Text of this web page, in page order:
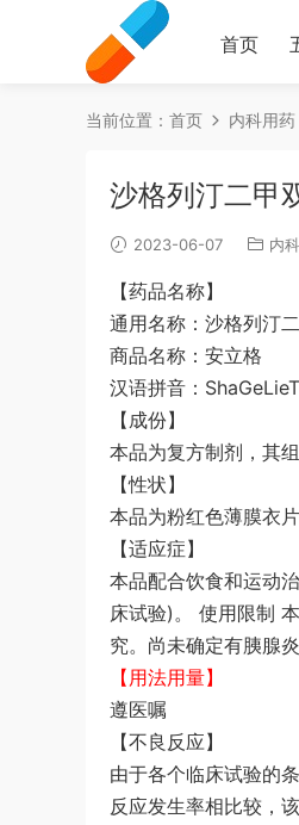
首页
当前位置： 首页 内科用药
沙格列汀二甲
2023-06-07 内
【药品名称】
通用名称：沙格列汀
商品名称：安立格
汉语拼音：
【成份】
本品为复方制剂，其
【性状】
本品为粉红色薄膜衣
【适应症】
本品配合饮食和运动
床试验)。 使用限制
究。尚未确定有胰腺
【用法用量】
遵医嘱
【不良反应】
由于各个临床试验的
反应发生率相比较，